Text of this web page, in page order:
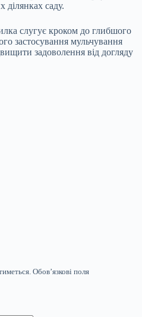
ділянках саду.
слугує кроком до глибшого
застосування мульчування
задоволення від догляду
Обов’язкові поля